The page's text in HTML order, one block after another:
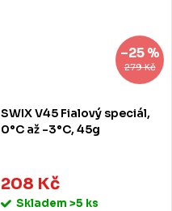
279 Kč
–25 %
SWIX V45 Fialový speciál,
0°C až -3°C, 45g
208 Kč
Skladem >5 ks